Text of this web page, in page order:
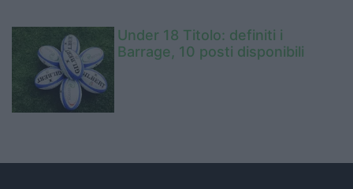
Under 18 Titolo: definiti i
Barrage, 10 posti disponibili